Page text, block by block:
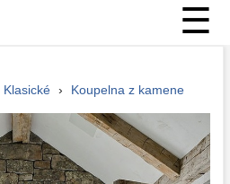
☰
Klasické › Koupelna z kamene